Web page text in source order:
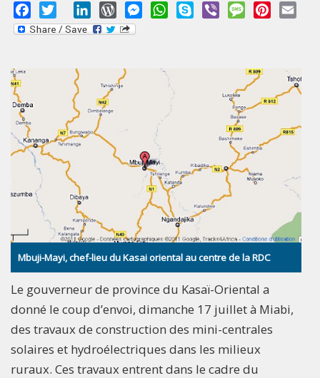
Facebook
Twitter LinkedInWordPressMessengerWhatsApp
Skype Viber MessagePinterest
Mbuji-Mayi, chef-lieu du Kasai oriental au centre de la RDC
Le gouverneur de province du Kasaï-Oriental a
donné le coup d’envoi, dimanche 17 juillet à Miabi,
des travaux de construction des mini-centrales
solaires et hydroélectriques dans les milieux
ruraux. Ces travaux entrent dans le cadre du